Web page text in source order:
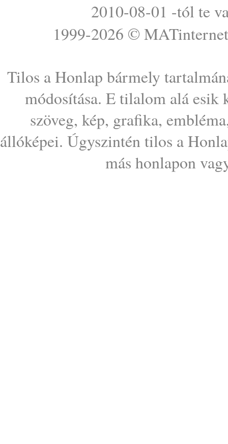
2010-08-01 -tól te
1999-2026 © MATinternet
Tilos a Honlap bármely
módosítása. E tilalom alá esik
szöveg, kép, grafika,
állóképei. Úgyszintén tilos a
más honlapon